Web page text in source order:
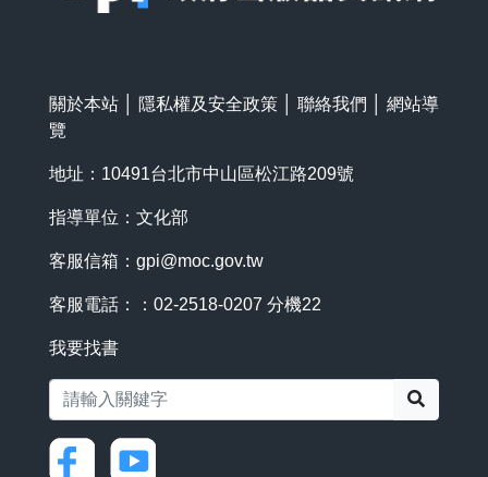
關於本站 隱私權及安全政策 聯絡我們
網站導
覽
地址：10491台北市中山區松江路209號
指導單位：文化部
客服信箱： gpi@moc.gov.tw
客服電話：：02-2518-0207 分機22
我要找書